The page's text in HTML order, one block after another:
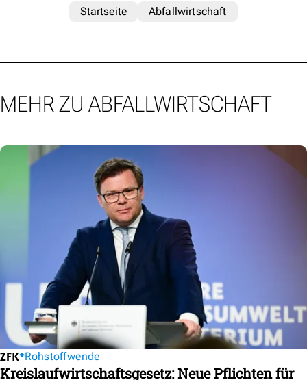
Startseite
Abfallwirtschaft
MEHR ZU ABFALLWIRTSCHAFT
Rohstoffwende
Kreislaufwirtschaftsgesetz: Neue Pflichten für